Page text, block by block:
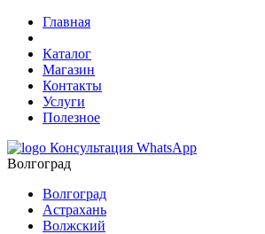
Главная
Каталог
Магазин
Контакты
Услуги
Полезное
Консультация WhatsApp
Волгоград
Волгоград
Астрахань
Волжский